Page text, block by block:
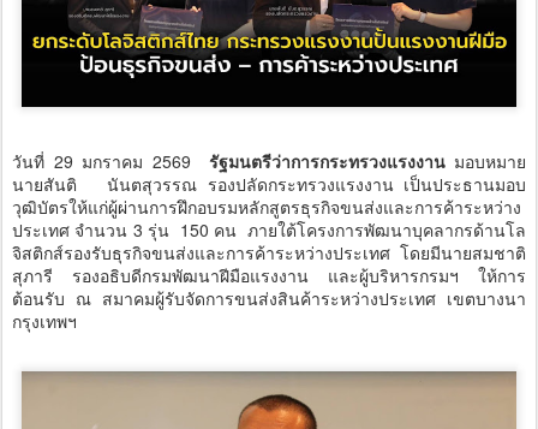
วันที่ 29 มกราคม 2569 รัฐมนตรีว่าการกระทรวงแรงงาน มอบหมาย
นายสันติ นันตสุวรรณ รองปลัดกระทรวงแรงงาน เป็นประธานมอบ
วุฒิบัตรให้แก่ผู้ผ่านการฝึกอบรมหลักสูตรธุรกิจขนส่งและการค้าระหว่าง
ประเทศ จำนวน 3 รุ่น 150 คน ภายใต้โครงการพัฒนาบุคลากรด้านโล
จิสติกส์รองรับธุรกิจขนส่งและการค้าระหว่างประเทศ โดยมีนายสมชาติ
สุภารี รองอธิบดีกรมพัฒนาฝีมือแรงงาน และผู้บริหารกรมฯ ให้การ
ต้อนรับ ณ สมาคมผู้รับจัดการขนส่งสินค้าระหว่างประเทศ เขตบางนา
กรุงเทพฯ